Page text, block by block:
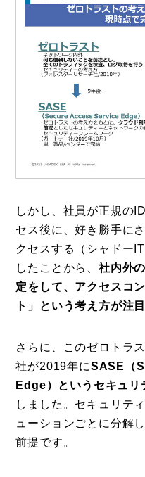
しかし、社員が正規の
セス後に、好き勝手に
クセスする（シャドー
したことから、 社内外
定をして、アクセスコ
ト」という考え方が注目
さらに、このゼロトラ
社が2019年にSASE（
Edge）というセキュリ
しました。セキュリテ
ューションごとに分解
前提です。